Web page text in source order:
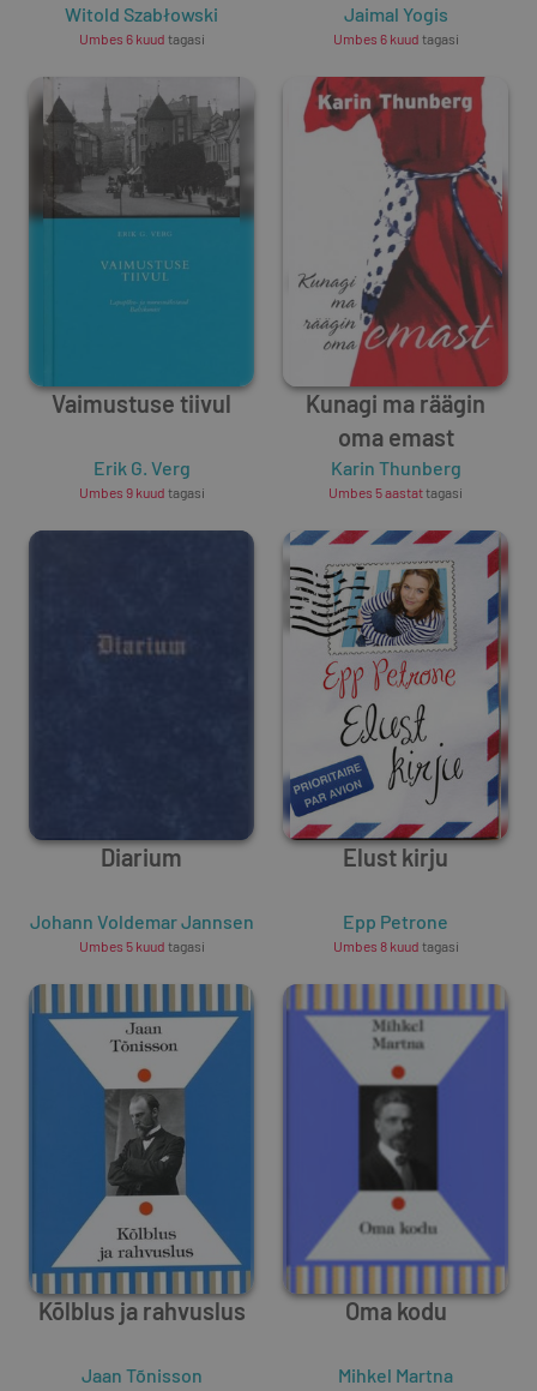
Witold Szabłowski
Umbes 6 kuud tagasi
Jaimal Yogis
Umbes 6 kuud tagasi
Vaimustuse tiivul
Erik G. Verg
Umbes 9 kuud tagasi
Kunagi ma räägin
oma emast
Karin Thunberg
Umbes 5 aastattagasi
Diarium
Johann Voldemar Jannsen
Umbes 5 kuud tagasi
Elust kirju
Epp Petrone
Umbes 8 kuud tagasi
Kõlblus ja rahvuslus
Jaan Tõnisson
Oma kodu
Mihkel Martna